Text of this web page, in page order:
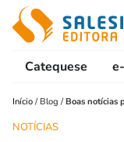
Catequese
Início / Blog /Boas notícias
NOTÍCIAS